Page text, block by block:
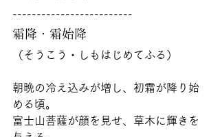
-------------------------
霜降・霜始降
（そうこう・しもはじめてふる）
朝晩の冷え込みが増し、初霜が降り始
める頃。
富士山菩薩が顔を見せ、草木に輝きを